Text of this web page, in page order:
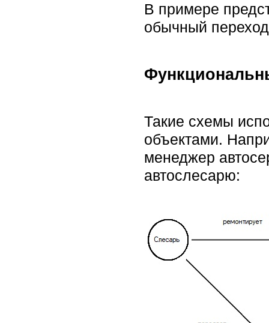
В примере
обычный
Такие схемы
объектами.
менеджер
автослесарю: